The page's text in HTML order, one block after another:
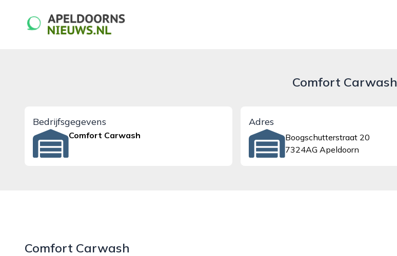
apeldoornsnieuws.nl
Comfort Carwash
Bedrijfsgegevens
Comfort Carwash
Adres
Boogschutterstraat 20
7324AG Apeldoorn
Comfort Carwash